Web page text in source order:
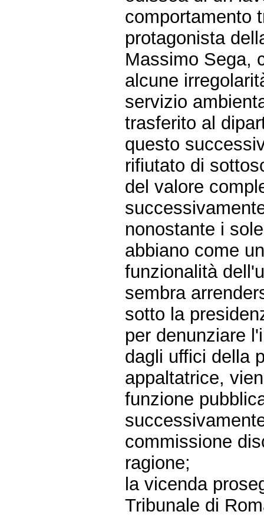
comportamento
protagonista
Massimo Sega,
alcune
servizio
trasferito al
questo
rifiutato di
del valore
nonostante i
abbiano come
funzionalità
sembra
sotto la
per denunziare
dagli uffici della
appaltatrice,
funzione
commissione
ragione;
la vicenda
Tribunale di